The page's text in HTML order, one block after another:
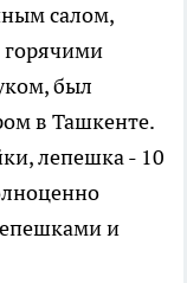
салом,
был
в Ташкенте.
лепешка - 10
и